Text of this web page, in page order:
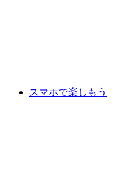
スマホで楽しもう